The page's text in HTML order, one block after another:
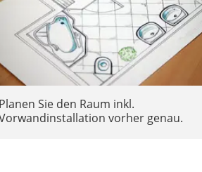
Planen Sie den Raum inkl.
vorher genau.